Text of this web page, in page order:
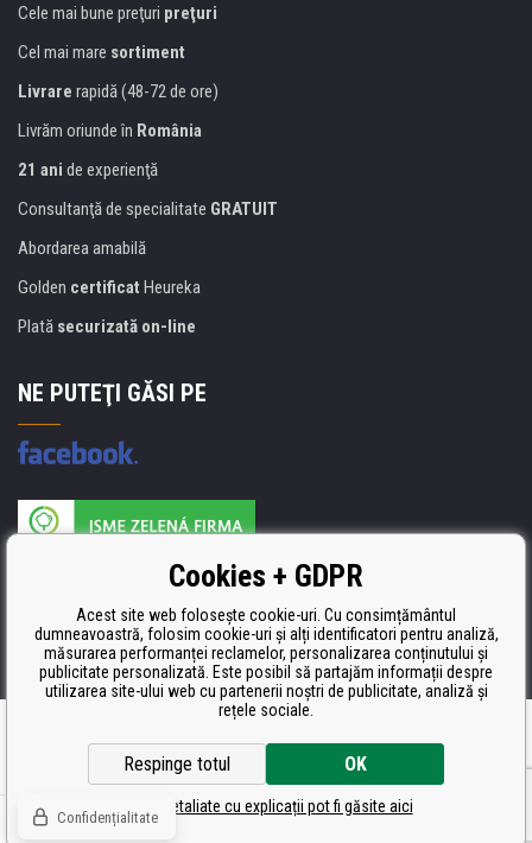
Cele mai bune preţuri preţuri
Cel mai mare sortiment
Livrare rapidă (48-72 de ore)
Livrăm oriunde în România
21 ani de experienţă
Consultanţă de specialitate GRATUIT
Abordarea amabilă
Golden certificat Heureka
Plată securizată on-line
NE PUTEŢI GĂSI PE
Producătorul umpluturii de rezervă este certificat
ISO 9001, ISO 14001 şi STMC.
Ecommerce solutionsBINARGON.cz
© Toate drepturile rezervate CDRmarket.ro
Cookies + GDPR
Acest site web folosește cookie-uri. Cu consimțământul
dumneavoastră, folosim cookie-uri și alți identificatori pentru analiză,
măsurarea performanței reclamelor, personalizarea conținutului și
publicitate personalizată. Este posibil să partajăm informații despre
utilizarea site-ului web cu partenerii noștri de publicitate, analiză și
rețele sociale.
Respinge totul OK
Setări detaliate cu explicații pot fi găsite aici
Confidențialitate